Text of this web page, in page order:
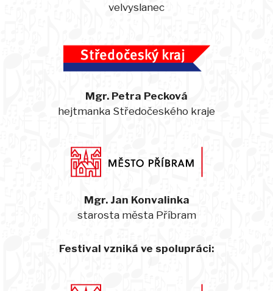
velvyslanec
Mgr. Petra Pecková
hejtmanka Středočeského kraje
Mgr. Jan Konvalinka
starosta města Příbram
Festival vzniká ve spolupráci: